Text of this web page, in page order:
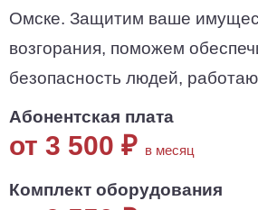
Омске. Защитим ваше
возгорания, поможем
безопасность людей,
Абонентская плата
от 3 500 ₽ в месяц
Комплект оборудования